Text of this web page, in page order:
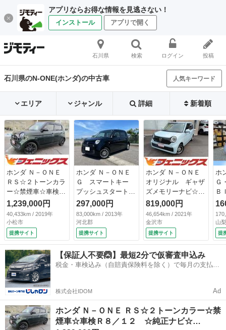
アプリならお得な情報を見逃さない！
インストール アプリで開く
石川県 検索 ログイン 投稿
石川県のN-ONE(ホンダ)の中古車 人気キーワード
エリア ジャンル 詳細 新着順
ホンダ Ｎ－ＯＮＥ
ＲＳ☆２トーンカラ
ー☆禁煙車☆車検Ｒ
８／１２ ☆純正ナ
ビ☆ＴＶ☆Ｂｌｕｅ
ｔｏｏｔｈ☆バック
カメラ☆ＨＩＤヘッ
ドライト☆ＬＥＤフ
ォグ☆ＥＴＣ☆合皮
コンビシート☆パド
ルシフト☆クルーズ
コントロール☆あん
しんパッケージ☆１
５インチ純正ホイー
ル☆試乗ＯＫ （検
8.12）
1,239,000円
40,433km / 2019年
小松市
提携サイト
ホンダ Ｎ－ＯＮＥ
Ｇ スマートキー
プッシュスタート
バックカメラ オー
トエアコン （検
8.12）
297,000円
83,000km / 2013年
河北郡
提携サイト
ホンダ Ｎ－ＯＮＥ
オリジナル ギャザ
ズメモリーナビ☆フ
ルセグ☆ＤＶＤ☆Ｂ
ＬＵＥＴＯＯＴＨ☆
ＥＴＣ☆クルコン☆
リアソナー☆バック
カメラ☆ＬＥＤラン
プ☆スマートキー☆
プッシュスタート☆
ホンダセンシング☆
819,000円
46,654km / 2021年
金沢市
提携サイト
ホ
Ｇ
Ｂ
接
ー
ト
ィ
オ
ー
室
山
提
【保証人不要🙆】最短2分で仮審査申込み
税金・車検込み（自賠責保険料を除く）で毎月の支払額
株式会社IDOM Ad
ホンダ Ｎ－ＯＮＥ ＲＳ☆２トーンカラー☆禁
煙車☆車検Ｒ８／１２ ☆純正ナビ☆…